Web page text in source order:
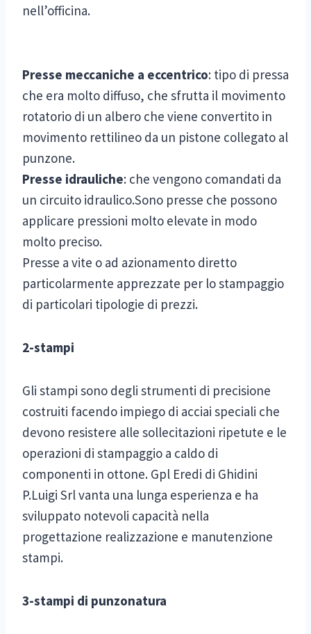
nell’officina.
Presse meccaniche a eccentrico: tipo di pressa
che era molto diffuso, che sfrutta il movimento
rotatorio di un albero che viene convertito in
movimento rettilineo da un pistone collegato al
punzone.
Presse idrauliche: che vengono comandati da
un circuito idraulico.Sono presse che possono
applicare pressioni molto elevate in modo
molto preciso.
Presse a vite o ad azionamento diretto
particolarmente apprezzate per lo stampaggio
di particolari tipologie di prezzi.
2-stampi
Gli stampi sono degli strumenti di precisione
costruiti facendo impiego di acciai speciali che
devono resistere alle sollecitazioni ripetute e le
operazioni di stampaggio a caldo di
componenti in ottone. Gpl Eredi di Ghidini
P.Luigi Srl vanta una lunga esperienza e ha
sviluppato notevoli capacità nella
progettazione realizzazione e manutenzione
stampi.
3-stampi di punzonatura